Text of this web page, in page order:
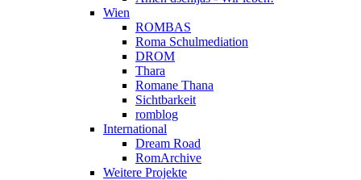
Wien
ROMBAS
Roma Schulmediation
DROM
Thara
Romane Thana
Sichtbarkeit
romblog
International
Dream Road
RomArchive
Weitere Projekte